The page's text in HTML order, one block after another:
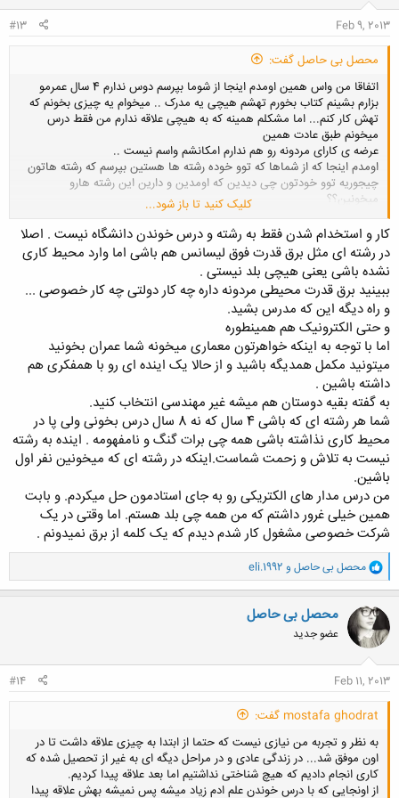
Feb 9, 2013
#13
محصل بی حاصل گفت:
اتفاقا من واس همین اومدم اینجا از شوما بپرسم دوس ندارم 4 سال عمرمو
بزارم بشینم کتاب بخورم تهشم هیچی یه مدرک .. میخوام یه چیزی بخونم که
تهش کار کنم... اما مشکلم همینه که به هیچی علاقه ندارم من فقط درس
میخونم طبق عادت همین
عرضه ی کارای مردونه رو هم ندارم امکانشم واسم نیست ..
اومدم اینجا که از شماها که توو خوده رشته ها هستین بپرسم که رشته هاتون
چیجوریه توو خودتون چی دیدین که اومدین و دارین این رشته هارو
میخونین؟؟
ممنون از کمکت خیلی به درد بخور بود
کلیک کنید تا باز شود...
کار و استخدام شدن فقط به رشته و درس خوندن دانشگاه نیست . اصلا
در رشته ای مثل برق قدرت فوق لیسانس هم باشی اما وارد محیط کاری
نشده باشی یعنی هیچی بلد نیستی .
ببینید برق قدرت محیطی مردونه داره چه کار دولتی چه کار خصوصی ...
و راه دیگه این که مدرس بشید.
و حتی الکترونیک هم همینطوره
اما با توجه به اینکه خواهرتون معماری میخونه شما عمران بخونید
میتونید مکمل همدیگه باشید و از حالا یک اینده ای رو با همفکری هم
داشته باشین .
به گفته بقیه دوستان هم میشه غیر مهندسی انتخاب کنید.
شما هر رشته ای که باشی 4 سال که نه 8 سال درس بخونی ولی پا در
محیط کاری نذاشته باشی همه چی برات گنگ و نامفهومه . اینده به رشته
نیست به تلاش و زحمت شماست.اینکه در رشته ای که میخونین نفر اول
باشین.
من درس مدار های الکتریکی رو به جای استادمون حل میکردم. و بابت
همین خیلی غرور داشتم که من همه چی بلد هستم. اما وقتی در یک
شرکت خصوصی مشغول کار شدم دیدم که یک کلمه از برق نمیدونم .
و
ا
ک
ن
ش
ه
ا
محصل بی حاصل و eli.1992
محصل بی حاصل
عضو جدید
Feb 11, 2013
#14
mostafa ghodrat گفت:
به نظر و تجربه من نیازی نیست که حتما از ابتدا به چیزی علاقه داشت تا در
اون موفق شد... در زندگی عادی و در مراحل دیگه ای به غیر از تحصیل شده که
کاری انجام دادیم که هیچ شناختی نداشتیم اما بعد علاقه پیدا کردیم.
از اونجایی که با درس خوندن علم ادم زیاد میشه پس نمیشه بهش علاقه پیدا